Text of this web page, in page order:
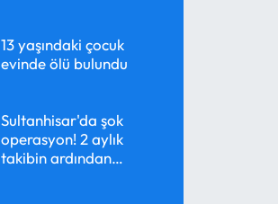
13 yaşındaki çocuk
evinde ölü bulundu
Sultanhisar'da şok
operasyon! 2 aylık
takibin ardından